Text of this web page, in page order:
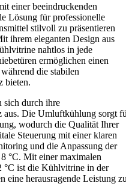
einer beeindruckenden
Lösung für professionelle
stilvoll zu präsentieren
ihrem eleganten Design aus
nahtlos in jede
ermöglichen einen
die stabilen
bieten.
sich durch ihre
Die Umluftkühlung sorgt
wodurch die Qualität Ihrer
Steuerung mit einer klaren
und die Anpassung der
°C. Mit einer maximalen
°C ist die Kühlvitrine in der
eine herausragende Leistung